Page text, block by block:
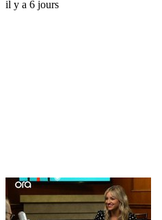
il y a 6 jours